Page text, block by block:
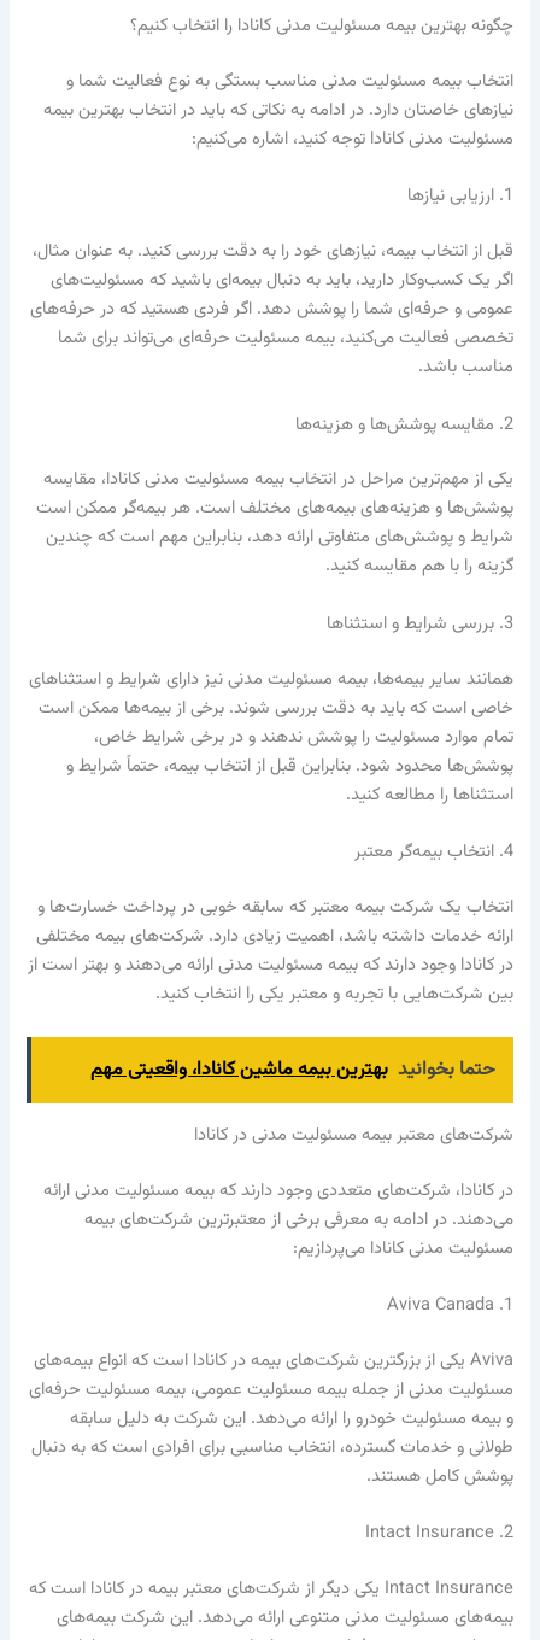
چگونه بهترین بیمه مسئولیت مدنی کانادا را انتخاب کنیم؟
انتخاب بیمه مسئولیت مدنی مناسب بستگی به نوع فعالیت شما و
نیازهای خاصتان دارد. در ادامه به نکاتی که باید در انتخاب بهترین بیمه
مسئولیت مدنی کانادا توجه کنید، اشاره می‌کنیم:
1. ارزیابی نیازها
قبل از انتخاب بیمه، نیازهای خود را به دقت بررسی کنید. به عنوان مثال،
اگر یک کسب‌وکار دارید، باید به دنبال بیمه‌ای باشید که مسئولیت‌های
عمومی و حرفه‌ای شما را پوشش دهد. اگر فردی هستید که در حرفه‌های
تخصصی فعالیت می‌کنید، بیمه مسئولیت حرفه‌ای می‌تواند برای شما
مناسب باشد.
2. مقایسه پوشش‌ها و هزینه‌ها
یکی از مهم‌ترین مراحل در انتخاب بیمه مسئولیت مدنی کانادا، مقایسه
پوشش‌ها و هزینه‌های بیمه‌های مختلف است. هر بیمه‌گر ممکن است
شرایط و پوشش‌های متفاوتی ارائه دهد، بنابراین مهم است که چندین
گزینه را با هم مقایسه کنید.
3. بررسی شرایط و استثناها
همانند سایر بیمه‌ها، بیمه مسئولیت مدنی نیز دارای شرایط و استثناهای
خاصی است که باید به دقت بررسی شوند. برخی از بیمه‌ها ممکن است
تمام موارد مسئولیت را پوشش ندهند و در برخی شرایط خاص،
پوشش‌ها محدود شود. بنابراین قبل از انتخاب بیمه، حتماً شرایط و
استثناها را مطالعه کنید.
4. انتخاب بیمه‌گر معتبر
انتخاب یک شرکت بیمه معتبر که سابقه خوبی در پرداخت خسارت‌ها و
ارائه خدمات داشته باشد، اهمیت زیادی دارد. شرکت‌های بیمه مختلفی
در کانادا وجود دارند که بیمه مسئولیت مدنی ارائه می‌دهند و بهتر است از
بین شرکت‌هایی با تجربه و معتبر یکی را انتخاب کنید.
حتما بخوانید بهترین بیمه ماشین کانادا، واقعیتی مهم
شرکت‌های معتبر بیمه مسئولیت مدنی در کانادا
در کانادا، شرکت‌های متعددی وجود دارند که بیمه مسئولیت مدنی ارائه
می‌دهند. در ادامه به معرفی برخی از معتبرترین شرکت‌های بیمه
مسئولیت مدنی کانادا می‌پردازیم:
1. Aviva Canada
Aviva یکی از بزرگترین شرکت‌های بیمه در کانادا است که انواع بیمه‌های
مسئولیت مدنی از جمله بیمه مسئولیت عمومی، بیمه مسئولیت حرفه‌ای
و بیمه مسئولیت خودرو را ارائه می‌دهد. این شرکت به دلیل سابقه
طولانی و خدمات گسترده، انتخاب مناسبی برای افرادی است که به دنبال
پوشش کامل هستند.
2. Intact Insurance
Intact Insurance یکی دیگر از شرکت‌های معتبر بیمه در کانادا است که
بیمه‌های مسئولیت مدنی متنوعی ارائه می‌دهد. این شرکت بیمه‌های